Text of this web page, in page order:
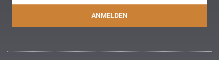
ANMELDEN